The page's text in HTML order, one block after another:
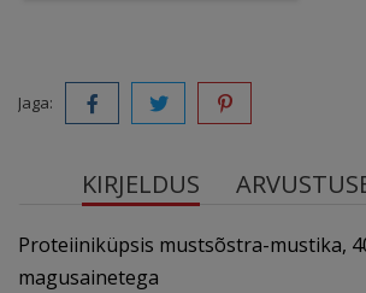
Jaga:
KIRJELDUS
Proteiiniküpsis mustsõstra-mustika,
magusainetega